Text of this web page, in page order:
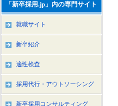
「新卒採用.jp」内の専門サイト
就職サイト
新卒紹介
適性検査
採用代行・アウトソーシング
新卒採用コンサルティング